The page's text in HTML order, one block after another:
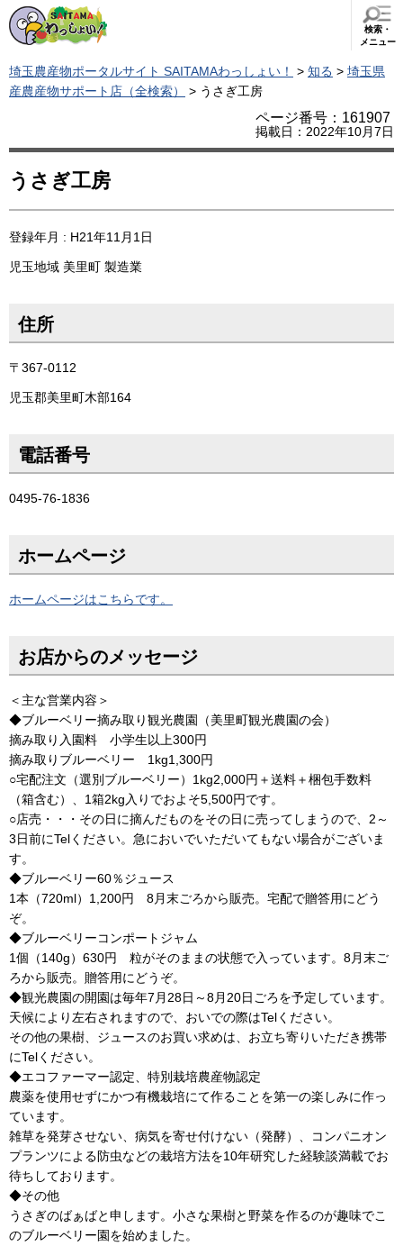
検索・
メニュー
埼玉農産物ポータルサイト SAITAMAわっしょい！ > 知る > 埼玉県
産農産物サポート店（全検索）
> うさぎ工房
ページ番号：161907
掲載日：2022年10月7日
うさぎ工房
登録年月 : H21年11月1日
児玉地域 美里町 製造業
住所
〒367-0112
児玉郡美里町木部164
電話番号
0495-76-1836
ホームページ
ホームページはこちらです。
お店からのメッセージ
＜主な営業内容＞
◆ブルーベリー摘み取り観光農園（美里町観光農園の会）
摘み取り入園料 小学生以上300円
摘み取りブルーベリー 1kg1,300円
○宅配注文（選別ブルーベリー）1kg2,000円＋送料＋梱包手数料
（箱含む）、1箱2kg入りでおよそ5,500円です。
○店売・・・その日に摘んだものをその日に売ってしまうので、2～
3日前にTelください。急においでいただいてもない場合がございま
す。
◆ブルーベリー60％ジュース
1本（720ml）1,200円 8月末ごろから販売。宅配で贈答用にどう
ぞ。
◆ブルーベリーコンポートジャム
1個（140g）630円 粒がそのままの状態で入っています。8月末ご
ろから販売。贈答用にどうぞ。
◆観光農園の開園は毎年7月28日～8月20日ごろを予定しています。
天候により左右されますので、おいでの際はTelください。
その他の果樹、ジュースのお買い求めは、お立ち寄りいただき携帯
にTelください。
◆エコファーマー認定、特別栽培農産物認定
農薬を使用せずにかつ有機栽培にて作ることを第一の楽しみに作っ
ています。
雑草を発芽させない、病気を寄せ付けない（発酵）、コンパニオン
プランツによる防虫などの栽培方法を10年研究した経験談満載でお
待ちしております。
◆その他
うさぎのばぁばと申します。小さな果樹と野菜を作るのが趣味でこ
のブルーベリー園を始めました。